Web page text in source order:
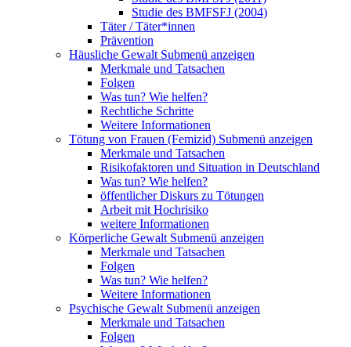
Studie des BMFSFJ (2004)
Täter / Täter*innen
Prävention
Häusliche Gewalt Submenü anzeigen
Merkmale und Tatsachen
Folgen
Was tun? Wie helfen?
Rechtliche Schritte
Weitere Informationen
Tötung von Frauen (Femizid) Submenü anzeigen
Merkmale und Tatsachen
Risikofaktoren und Situation in Deutschland
Was tun? Wie helfen?
öffentlicher Diskurs zu Tötungen
Arbeit mit Hochrisiko
weitere Informationen
Körperliche Gewalt Submenü anzeigen
Merkmale und Tatsachen
Folgen
Was tun? Wie helfen?
Weitere Informationen
Psychische Gewalt Submenü anzeigen
Merkmale und Tatsachen
Folgen